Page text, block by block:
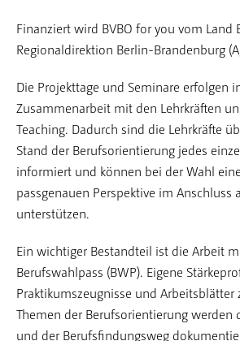
Finanziert wird BVBO for you vom Land
Regionaldirektion Berlin-Brandenburg
Die Projekttage und Seminare erfolgen
Zusammenarbeit mit den Lehrkräften
Teaching. Dadurch sind die Lehrkräfte
Stand der Berufsorientierung jedes
informiert und können bei der Wahl
passgenauen Perspektive im Anschluss
unterstützen.
Ein wichtiger Bestandteil ist die Arbeit
Berufswahlpass (BWP). Eigene
Praktikumszeugnisse und Arbeitsblätter
Themen der Berufsorientierung werden
und der Berufsfindungsweg